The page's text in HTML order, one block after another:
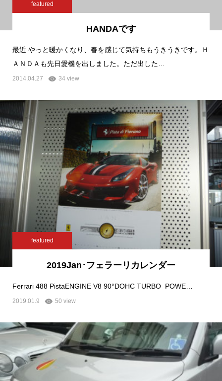
featured
HANDAです
最近 やっと暖かくなり、春を感じて気持ちもうきうきです。Ｈ
ＡＮＤＡも先日愛機を出しました。ただ出した…
2014.04.27 34 view
featured
2019Jan･フェラーリカレンダー
Ferrari 488 PistaENGINE V8 90°DOHC TURBO POWE…
2019.01.9 50 view